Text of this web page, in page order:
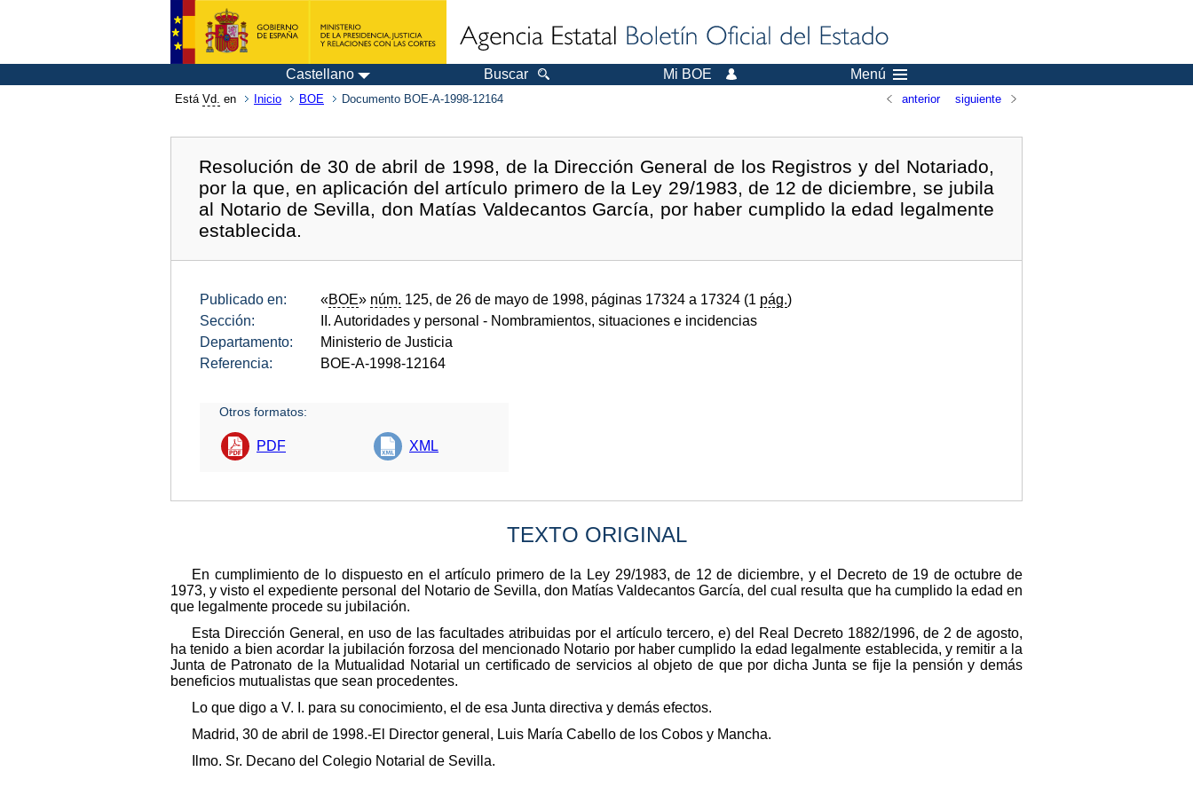
Castellano Buscar Mi BOE Menú
Está Vd. en Inicio BOE Documento BOE-A-1998-12164 anterior siguiente
Resolución de 30 de abril de 1998, de la Dirección General de los Registros y del Notariado,
por la que, en aplicación del artículo primero de la Ley 29/1983, de 12 de diciembre, se jubila
al Notario de Sevilla, don Matías Valdecantos García, por haber cumplido la edad legalmente
establecida.
Publicado en: «BOE» núm. 125, de 26 de mayo de 1998, páginas 17324 a 17324 (1 pág.)
Sección:
II. Autoridades y personal - Nombramientos, situaciones e incidencias
Departamento:
Ministerio de Justicia
Referencia:
BOE-A-1998-12164
Otros formatos:
PDF XML
TEXTO ORIGINAL
En cumplimiento de lo dispuesto en el artículo primero de la Ley 29/1983, de 12 de diciembre, y el Decreto de 19 de octubre de
1973, y visto el expediente personal del Notario de Sevilla, don Matías Valdecantos García, del cual resulta que ha cumplido la edad en
que legalmente procede su jubilación.
Esta Dirección General, en uso de las facultades atribuidas por el artículo tercero, e) del Real Decreto 1882/1996, de 2 de agosto,
ha tenido a bien acordar la jubilación forzosa del mencionado Notario por haber cumplido la edad legalmente establecida, y remitir a la
Junta de Patronato de la Mutualidad Notarial un certificado de servicios al objeto de que por dicha Junta se fije la pensión y demás
beneficios mutualistas que sean procedentes.
Lo que digo a V. I. para su conocimiento, el de esa Junta directiva y demás efectos.
Madrid, 30 de abril de 1998.-El Director general, Luis María Cabello de los Cobos y Mancha.
Ilmo. Sr. Decano del Colegio Notarial de Sevilla.